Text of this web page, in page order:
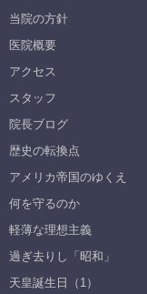
当院の方針
医院概要
アクセス
スタッフ
院長ブログ
歴史の転換点
アメリカ帝国のゆくえ
何を守るのか
軽薄な理想主義
過ぎ去りし「昭和」
天皇誕生日（1）